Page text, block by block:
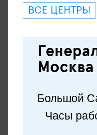
ВСЕ ЦЕНТРЫ
Москва
Большой
Часы